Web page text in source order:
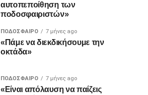
αυτοπεποίθηση των
ποδοσφαιριστών»
ΠΟΔΌΣΦΑΙΡΟ 7 μήνες ago
«Πάμε να διεκδικήσουμε την
οκτάδα»
ΠΟΔΌΣΦΑΙΡΟ 7 μήνες ago
«Είναι απόλαυση να παίζεις